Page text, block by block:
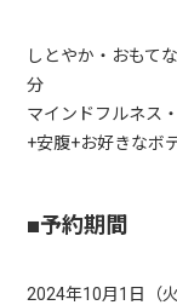
しとやか・おもて
分
マインドフルネス
+安腹+お好きなボ
■予約期間
2024年10月1日（